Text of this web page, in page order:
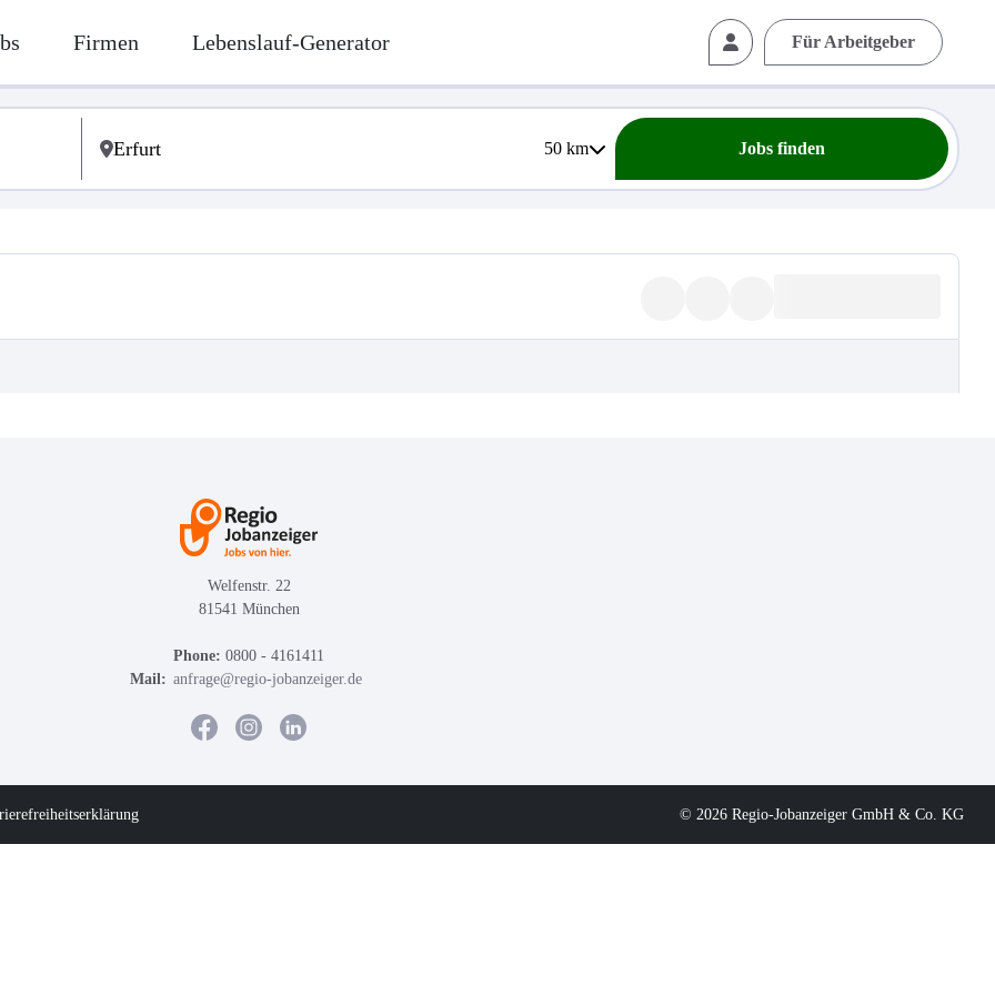
Firmen Lebenslauf-Generator Für Arbeitgeber
50km Jobs finden
Welfenstr. 22
81541 München
Phone: 0800 - 4161411
Mail: anfrage@regio-jobanzeiger.de
© 2026 Regio-Jobanzeiger GmbH & Co. KG